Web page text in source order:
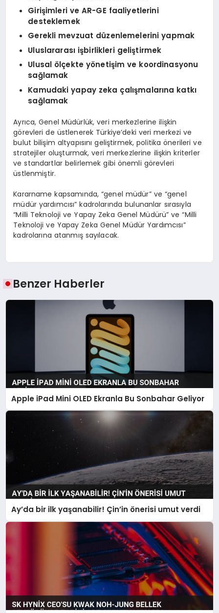
Girişimleri ve AR-GE faaliyetlerini
desteklemek
Gerekli mevzuat düzenlemelerini yapmak
Uluslararası işbirlikleri geliştirmek
Ulusal ölçekte yönetişim ve koordinasyonu
sağlamak
Kamudaki yapay zeka çalışmalarına katkı
sağlamak
Ayrıca, Genel Müdürlük, veri merkezlerine ilişkin
görevleri de üstlenerek Türkiye’deki veri merkezi ve
bulut bilişim altyapısını geliştirmek, politika önerileri ve
stratejiler oluşturmak, veri merkezlerine ilişkin kriterler
ve standartlar belirlemek gibi önemli görevleri
üstlenmiştir.
Kararname kapsamında, “genel müdür” ve “genel
müdür yardımcısı” kadrolarında bulunanlar sırasıyla
“Milli Teknoloji ve Yapay Zeka Genel Müdürü” ve “Milli
Teknoloji ve Yapay Zeka Genel Müdür Yardımcısı”
kadrolarına atanmış sayılacak.
Benzer Haberler
Apple iPad Mini OLED Ekranla Bu Sonbahar Geliyor
Ay’da bir ilk yaşanabilir! Çin’in önerisi umut verdi